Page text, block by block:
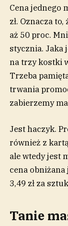
Cena jednego
zł. Oznacza
aż 50 proc.
stycznia. Jaka
na trzy kostki
Trzeba
trwania
zabierzemy
Jest haczyk.
również z
ale wtedy jest
cena obniżana
3,49 zł za
Tanie